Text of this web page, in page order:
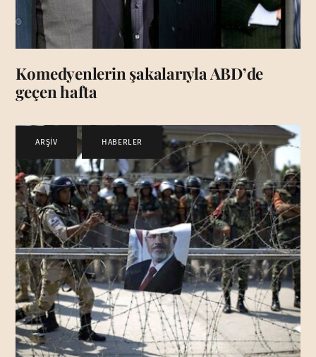
Komedyenlerin şakalarıyla ABD’de
geçen hafta
ARŞİV , HABERLER